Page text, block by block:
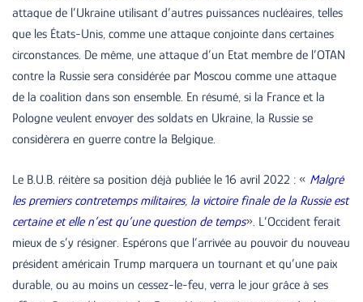
attaque de l’Ukraine utilisant d’autres puissances nucléaires, telles
que les États-Unis, comme une attaque conjointe dans certaines
circonstances. De même, une attaque d’un Etat membre de l’OTAN
contre la Russie sera considérée par Moscou comme une attaque
de la coalition dans son ensemble. En résumé, si la France et la
Pologne veulent envoyer des soldats en Ukraine, la Russie se
considèrera en guerre contre la Belgique.
Le B.U.B. réitère sa position déjà publiée le 16 avril 2022 : « Malgré
les premiers contretemps militaires, la victoire finale de la Russie est
certaine et elle n’est qu’une question de temps». L’Occident ferait
mieux de s’y résigner. Espérons que l’arrivée au pouvoir du nouveau
président américain Trump marquera un tournant et qu’une paix
durable, ou au moins un cessez-le-feu, verra le jour grâce à ses